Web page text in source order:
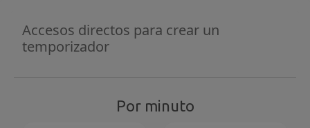
Accesos directos para crear un
temporizador
Por minuto